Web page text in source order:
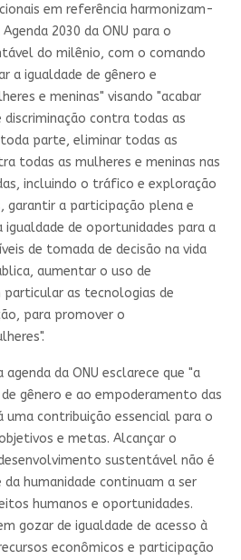
em referência harmonizam-
2030 da ONU para o
do milênio, com o comando
a igualdade de gênero e
e meninas" visando "acabar
contra todas as
parte, eliminar todas as
todas as mulheres e meninas nas
incluindo o tráfico e exploração
garantir a participação plena e
de oportunidades para a
de tomada de decisão na vida
aumentar o uso de
particular as tecnologias de
para promover o
agenda da ONU esclarece que "a
gênero e ao empoderamento das
uma contribuição essencial para o
e metas. Alcançar o
sustentável não é
humanidade continuam a ser
humanos e oportunidades.
gozar de igualdade de acesso à
econômicos e participação